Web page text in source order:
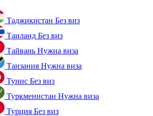
Таджикистан Без виз
Таиланд Без виз
Тайвань Нужна виза
Танзания Нужна виза
Тунис Без виз
Туркменистан Нужна виза
Турция Без виз